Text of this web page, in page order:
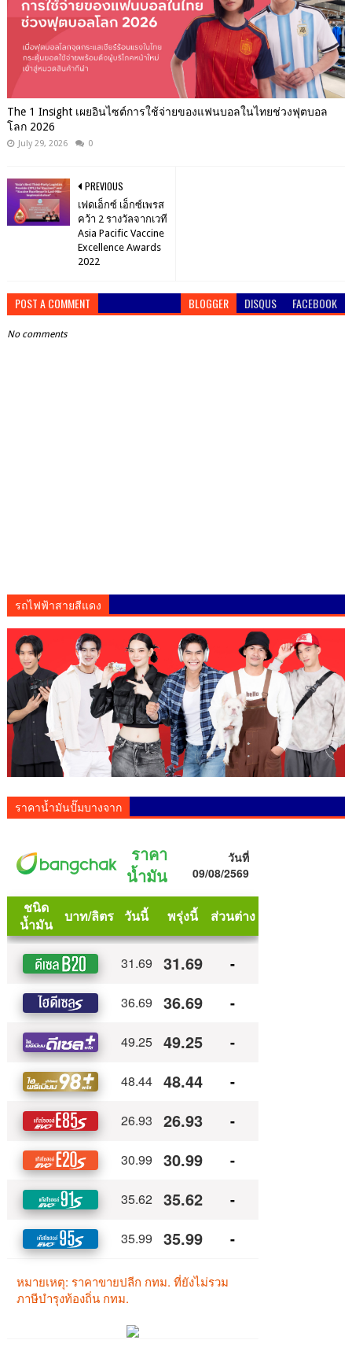
The 1 Insight เผยอินไซต์การใช้จ่ายของแฟนบอลในไทยช่วงฟุตบอล
โลก 2026
July 29, 2026 0
PREVIOUS
เฟดเอ็กซ์ เอ็กซ์เพรส
คว้า 2 รางวัลจากเวที
Asia Pacific Vaccine
Excellence Awards
2022
POST A COMMENT BLOGGER DISQUS FACEBOOK
No comments
รถไฟฟ้าสายสีแดง
ราคาน้ำมันปั๊มบางจาก